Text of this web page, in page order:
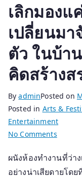
เลิกมอง
เปลี่ยนมา
ตัว ในบ้า
คิดสร้างส
ByadminPosted on
Posted in Arts &
Entertainment
No Commentson
มอง
แค่
ผนังห้องทำงานที่ว่า
อย่างน่าเสียดายโดย